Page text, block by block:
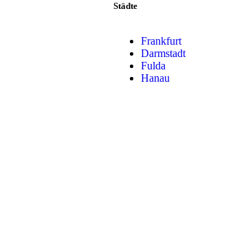
Städte
Frankfurt
Darmstadt
Fulda
Hanau